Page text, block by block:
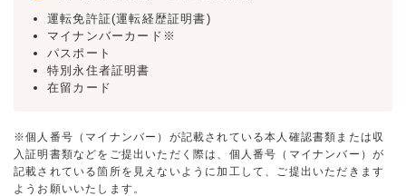
運転免許証(運転経歴証明書)
マイナンバーカード※
パスポート
特別永住者証明書
在留カード
※個人番号（マイナンバー）が記載されている本人確認書類または収
入証明書類などをご提出いただく際は、個人番号（マイナンバー）が
記載されている箇所を見えないように加工して、ご提出いただきます
ようお願いいたします。